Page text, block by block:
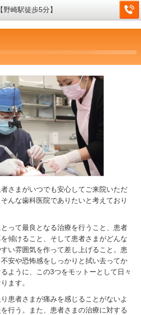
崎駅徒歩5分】
さまがいつでも安心してご来院いただ
んな歯科医院でありたいと考えており
って最良となる治療を行うこと、患者
傾けること、そして患者さまがどんな
い雰囲気を作って差し上げること。患
安や恐怖感をしっかりと拭い去ってか
ように、この3つをモットーとして日々
ます。
患者さまが痛みを感じることがないよ
行う。また、患者さまの治療に対する